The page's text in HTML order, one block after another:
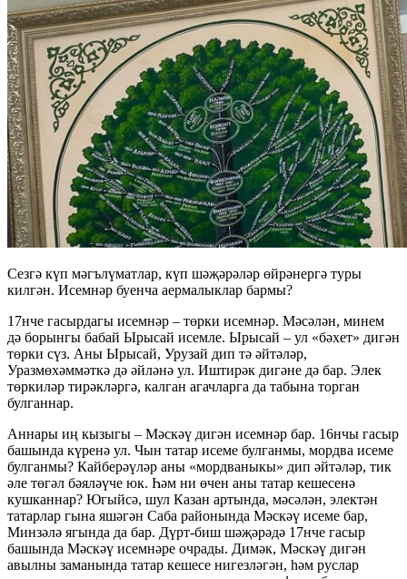
Сезгә күп мәгълүматлар, күп шәҗәрәләр өйрәнергә туры
килгән. Исемнәр буенча аермалыклар бармы?
17нче гасырдагы исемнәр – төрки исемнәр. Мәсәлән, минем
дә борынгы бабай Ырысай исемле. Ырысай – ул «бәхет» дигән
төрки сүз. Аны Ырысай, Урузай дип тә әйтәләр,
Уразмөхәммәткә дә әйләнә ул. Иштирәк дигәне дә бар. Элек
төркиләр тирәкләргә, калган агачларга да табына торган
булганнар.
Аннары иң кызыгы – Мәскәү дигән исемнәр бар. 16нчы гасыр
башында күренә ул. Чын татар исеме булганмы, мордва исеме
булганмы? Кайберәүләр аны «мордваныкы» дип әйтәләр, тик
әле төгәл бәяләүче юк. Һәм ни өчен аны татар кешесенә
кушканнар? Югыйсә, шул Казан артында, мәсәлән, электән
татарлар гына яшәгән Саба районында Мәскәү исеме бар,
Минзәлә ягында да бар. Дүрт-биш шәҗәрәдә 17нче гасыр
башында Мәскәү исемнәре очрады. Димәк, Мәскәү дигән
авылны заманында татар кешесе нигезләгән, һәм руслар